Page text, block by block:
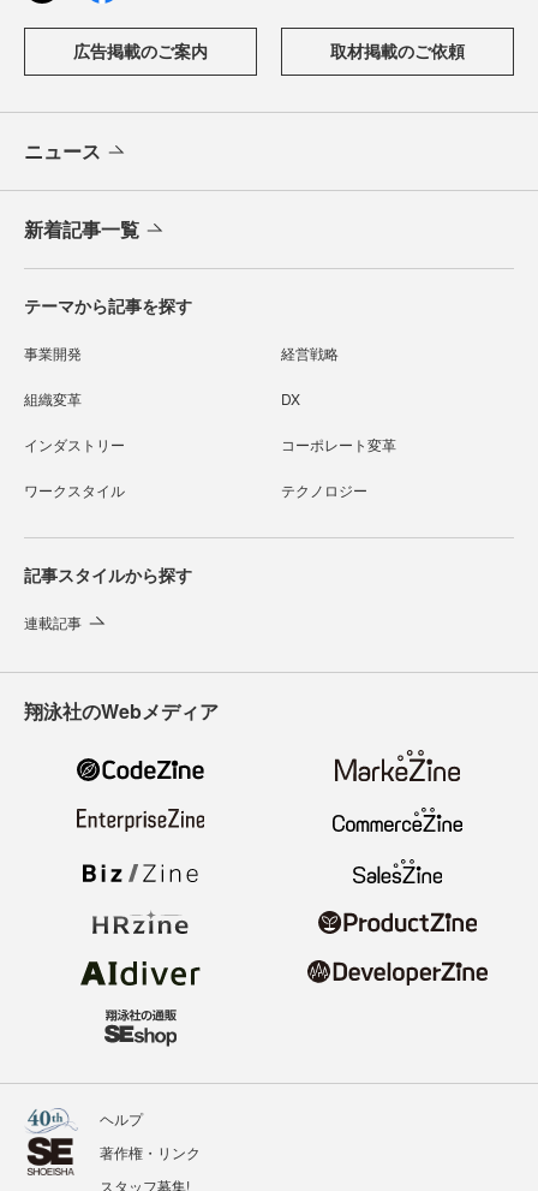
広告掲載のご案内 取材掲載のご依頼
ニュース
新着記事一覧
テーマから記事を探す
事業開発 経営戦略
組織変革 DX
インダストリー コーポレート変革
ワークスタイル テクノロジー
記事スタイルから探す
連載記事
翔泳社のWebメディア
ヘルプ
著作権・リンク
スタッフ募集!